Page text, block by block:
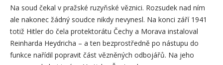
Na soud čekal v pražské ruzyňské věznici. Rozsudek nad ním
ale nakonec žádný soudce nikdy nevynesl. Na konci září 1941
totiž Hitler do čela protektorátu Čechy a Morava instaloval
Reinharda Heydricha – a ten bezprostředně po nástupu do
funkce nařídil popravit část vězněných odbojářů. Na jeho